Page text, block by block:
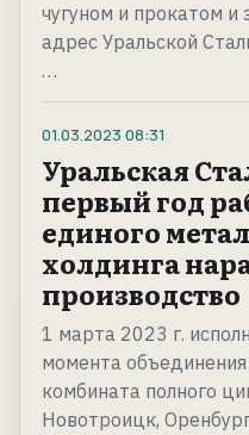
чугуном и прокатом
адрес Уральской
…
01.03.2023 08:31
Уральская
первый год
единого
холдинга
производство
1 марта 2023 г.
момента объединения
комбината полного
Новотроицк,